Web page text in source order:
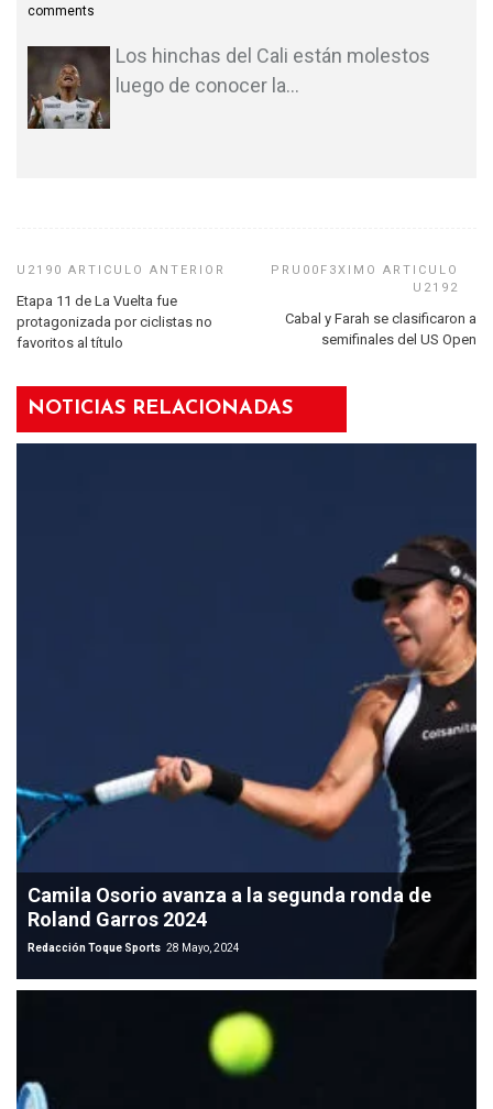
comments
Los hinchas del Cali están molestos
luego de conocer la…
Etapa 11 de La Vuelta fue
protagonizada por ciclistas no
favoritos al título
Cabal y Farah se clasificaron a
semifinales del US Open
NOTICIAS RELACIONADAS
Camila Osorio avanza a la segunda ronda de
Roland Garros 2024
Redacción Toque Sports 28 Mayo, 2024